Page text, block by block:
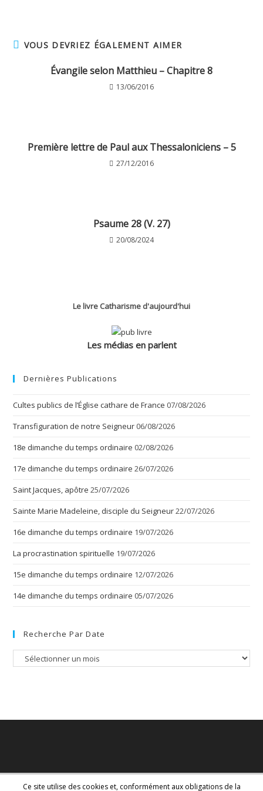
VOUS DEVRIEZ ÉGALEMENT AIMER
Évangile selon Matthieu – Chapitre 8
13/06/2016
Première lettre de Paul aux Thessaloniciens – 5
27/12/2016
Psaume 28 (V. 27)
20/08/2024
Le livre Catharisme d'aujourd'hui
Les médias en parlent
Dernières Publications
Cultes publics de l’Église cathare de France 07/08/2026
Transfiguration de notre Seigneur 06/08/2026
18e dimanche du temps ordinaire 02/08/2026
17e dimanche du temps ordinaire 26/07/2026
Saint Jacques, apôtre 25/07/2026
Sainte Marie Madeleine, disciple du Seigneur22/07/2026
16e dimanche du temps ordinaire 19/07/2026
La procrastination spirituelle 19/07/2026
15e dimanche du temps ordinaire 12/07/2026
14e dimanche du temps ordinaire 05/07/2026
Recherche Par Date
Recherche
Ce site utilise des cookies et, conformément aux obligations de la